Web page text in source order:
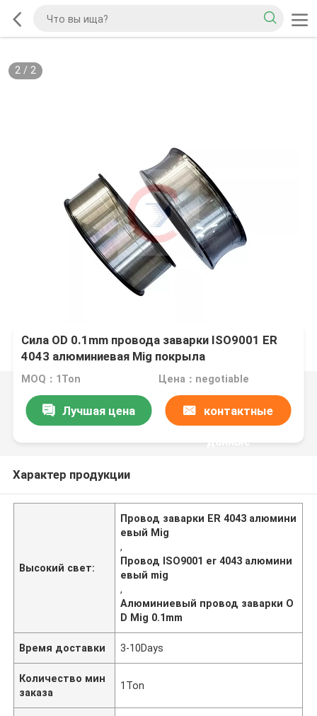
2/ 2
Сила OD 0.1mm провода заварки ISO9001 ER
4043 алюминиевая Mig покрыла
MOQ：1Ton Цена：negotiable
Лучшая цена контактные
данные
Характер продукции
Высокий свет:
Провод заварки ER 4043 алюмини
евый Mig
,
Провод ISO9001 er 4043 алюмини
евый mig
,
Алюминиевый провод заварки O
D Mig 0.1mm
Время доставки 3-10Days
Количество мин
заказа
1Ton